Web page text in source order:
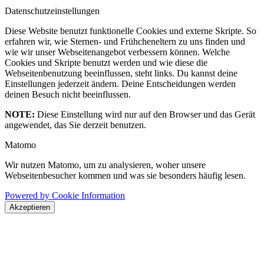
Datenschutzeinstellungen
Diese Website benutzt funktionelle Cookies und externe Skripte. So
erfahren wir, wie Sternen- und Frühcheneltern zu uns finden und
wie wir unser Webseitenangebot verbessern können. Welche
Cookies und Skripte benutzt werden und wie diese die
Webseitenbenutzung beeinflussen, steht links. Du kannst deine
Einstellungen jederzeit ändern. Deine Entscheidungen werden
deinen Besuch nicht beeinflussen.
NOTE: Diese Einstellung wird nur auf den Browser und das Gerät
angewendet, das Sie derzeit benutzen.
Matomo
Wir nutzen Matomo, um zu analysieren, woher unsere
Webseitenbesucher kommen und was sie besonders häufig lesen.
Powered by Cookie Information
Akzeptieren